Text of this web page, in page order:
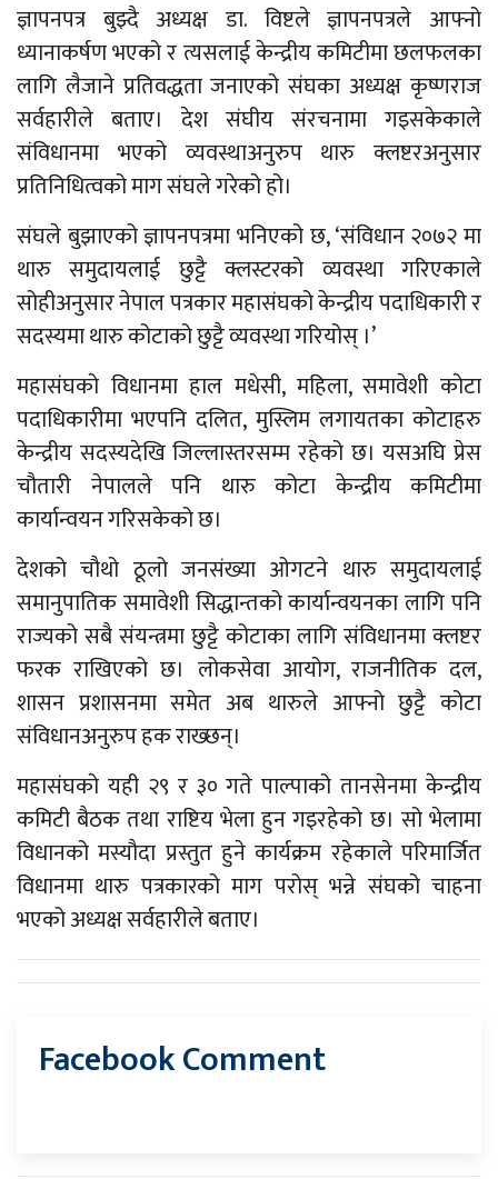
ज्ञापनपत्र बुझ्दै अध्यक्ष डा. विष्टले ज्ञापनपत्रले आफ्नो
ध्यानाकर्षण भएको र त्यसलाई केन्द्रीय कमिटीमा छलफलका
लागि लैजाने प्रतिवद्धता जनाएको संघका अध्यक्ष कृष्णराज
सर्वहारीले बताए। देश संघीय संरचनामा गइसकेकाले
संविधानमा भएको व्यवस्थाअनुरुप थारु क्लष्टरअनुसार
प्रतिनिधित्वको माग संघले गरेको हो।
संघले बुझाएको ज्ञापनपत्रमा भनिएको छ, ‘संविधान २०७२ मा
थारु समुदायलाई छुट्टै क्लस्टरको व्यवस्था गरिएकाले
सोहीअनुसार नेपाल पत्रकार महासंघको केन्द्रीय पदाधिकारी र
सदस्यमा थारु कोटाको छुट्टै व्यवस्था गरियोस् ।’
महासंघको विधानमा हाल मधेसी, महिला, समावेशी कोटा
पदाधिकारीमा भएपनि दलित, मुस्लिम लगायतका कोटाहरु
केन्द्रीय सदस्यदेखि जिल्लास्तरसम्म रहेको छ। यसअघि प्रेस
चौतारी नेपालले पनि थारु कोटा केन्द्रीय कमिटीमा
कार्यान्वयन गरिसकेको छ।
देशको चौथो ठूलो जनसंख्या ओगटने थारु समुदायलाई
समानुपातिक समावेशी सिद्धान्तको कार्यान्वयनका लागि पनि
राज्यको सबै संयन्त्रमा छुट्टै कोटाका लागि संविधानमा क्लष्टर
फरक राखिएको छ। लोकसेवा आयोग, राजनीतिक दल,
शासन प्रशासनमा समेत अब थारुले आफ्नो छुट्टै कोटा
संविधानअनुरुप हक राख्छन्।
महासंघको यही २९ र ३० गते पाल्पाको तानसेनमा केन्द्रीय
कमिटी बैठक तथा राष्टिय भेला हुन गइरहेको छ। सो भेलामा
विधानको मस्यौदा प्रस्तुत हुने कार्यक्रम रहेकाले परिमार्जित
विधानमा थारु पत्रकारको माग परोस् भन्ने संघको चाहना
भएको अध्यक्ष सर्वहारीले बताए।
Facebook Comment